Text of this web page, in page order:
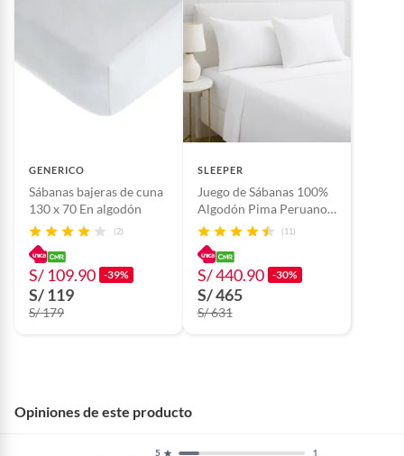
GENERICO
Sábanas bajeras de cuna
130 x 70 En algodón
(2)
S/ 109.90 -39%
S/ 119
S/ 179
SLEEPER
Juego de Sábanas 100%
Algodón Pima Peruano
300 hilos Sleeper
(11)
S/ 440.90 -30%
S/ 465
S/ 631
Opiniones de este producto
5 1